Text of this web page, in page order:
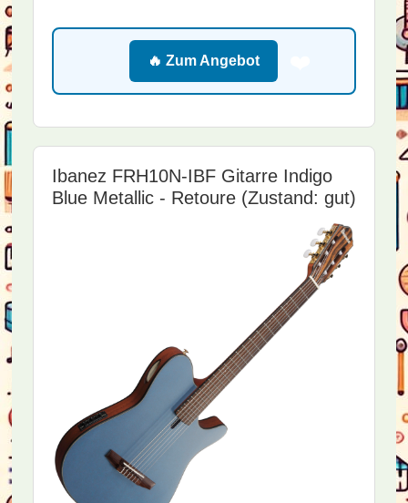
🔥 Zum Angebot
Ibanez FRH10N-IBF Gitarre Indigo
Blue Metallic - Retoure (Zustand: gut)